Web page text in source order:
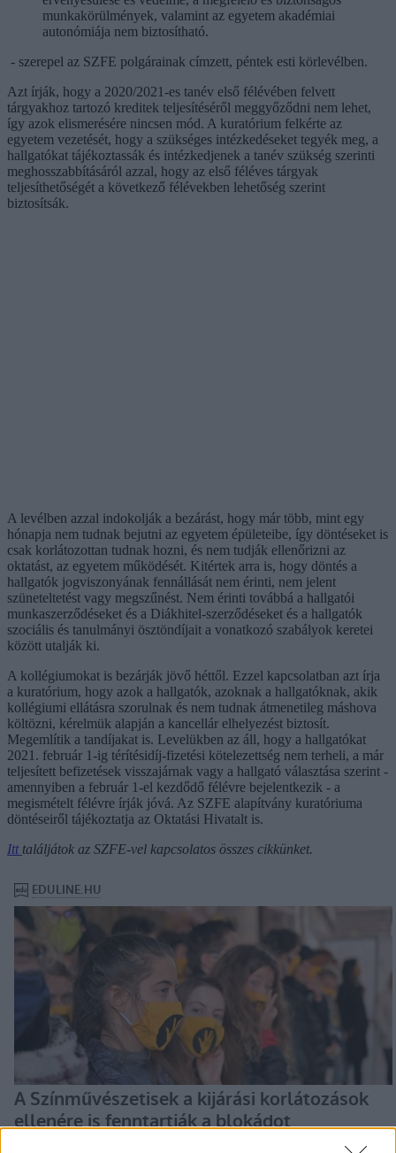
munkakörülmények, valamint az egyetem akadémiai
autonómiája nem biztosítható.
- szerepel az SZFE polgárainak címzett, péntek esti körlevélben.
Azt írják, hogy a 2020/2021-es tanév első félévében felvett
tárgyakhoz tartozó kreditek teljesítéséről meggyőződni nem lehet,
így azok elismerésére nincsen mód. A kuratórium felkérte az
egyetem vezetését, hogy a szükséges intézkedéseket tegyék meg, a
hallgatókat tájékoztassák és intézkedjenek a tanév szükség szerinti
meghosszabbításáról azzal, hogy az első féléves tárgyak
teljesíthetőségét a következő félévekben lehetőség szerint
biztosítsák.
A levélben azzal indokolják a bezárást, hogy már több, mint egy
hónapja nem tudnak bejutni az egyetem épületeibe, így döntéseket is
csak korlátozottan tudnak hozni, és nem tudják ellenőrizni az
oktatást, az egyetem működését. Kitértek arra is, hogy döntés a
hallgatók jogviszonyának fennállását nem érinti, nem jelent
szüneteltetést vagy megszűnést. Nem érinti továbbá a hallgatói
munkaszerződéseket és a Diákhitel-szerződéseket és a hallgatók
szociális és tanulmányi ösztöndíjait a vonatkozó szabályok keretei
között utalják ki.
A kollégiumokat is bezárják jövő héttől. Ezzel kapcsolatban azt írja
a kuratórium, hogy azok a hallgatók, azoknak a hallgatóknak, akik
kollégiumi ellátásra szorulnak és nem tudnak átmenetileg máshova
költözni, kérelmük alapján a kancellár elhelyezést biztosít.
Megemlítik a tandíjakat is. Levelükben az áll, hogy a hallgatókat
2021. február 1-ig térítésidíj-fizetési kötelezettség nem terheli, a már
teljesített befizetések visszajárnak vagy a hallgató választása szerint -
amennyiben a február 1-el kezdődő félévre bejelentkezik - a
megismételt félévre írják jóvá. Az SZFE alapítvány kuratóriuma
döntéseiről tájékoztatja az Oktatási Hivatalt is.
Itt találjátok az SZFE-vel kapcsolatos összes cikkünket.